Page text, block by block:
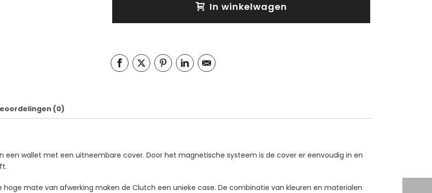
In winkelwagen
(0)
een wallet met een uitneembare cover. Door het magnetische systeem is de cover er eenvoudig in en
mate van afwerking maken de Clutch een unieke case. De combinatie van kleuren en materialen